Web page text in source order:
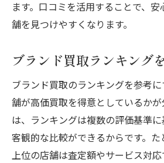
ます。口コミを活用することで、
舗を見つけやすくなります。
ブランド買取ランキング
ブランド買取のランキングを参考
舗が高価買取を得意としているか
は、ランキングは複数の評価基準に
客観的な比較ができるからです。
上位の店舗は査定額やサービス対